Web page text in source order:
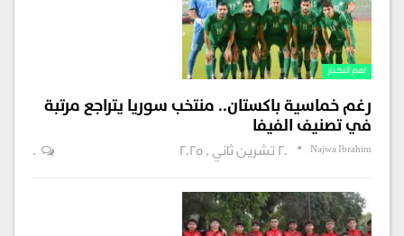
اهم الاخبار
رغم خماسية باكستان.. منتخب سوريا يتراجع مرتبة
في تصنيف الفيفا
Najwa Ibrahim 20 تشرين ثاني , 2025 0